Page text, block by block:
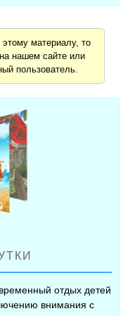
материалу, то
на нашем сайте или
пользователь.
отдых детей
внимания с